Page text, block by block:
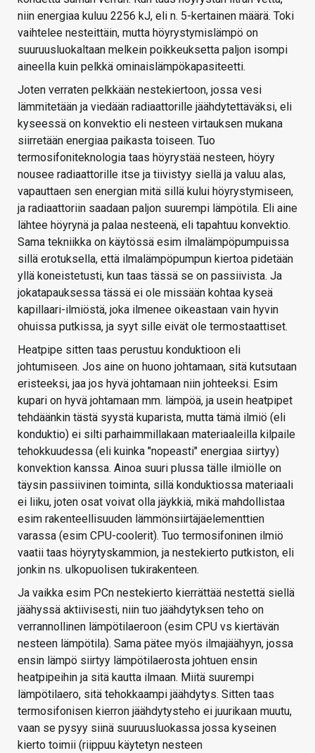
niin energiaa kuluu 2256 kJ, eli n. 5-kertainen määrä. Toki
vaihtelee nesteittäin, mutta höyrystymislämpö on
suuruusluokaltaan melkein poikkeuksetta paljon isompi
aineella kuin pelkkä ominaislämpökapasiteetti.
Joten verraten pelkkään nestekiertoon, jossa vesi
lämmitetään ja viedään radiaattorille jäähdytettäväksi, eli
kyseessä on konvektio eli nesteen virtauksen mukana
siirretään energiaa paikasta toiseen. Tuo
termosifoniteknologia taas höyrystää nesteen, höyry
nousee radiaattorille itse ja tiivistyy siellä ja valuu alas,
vapauttaen sen energian mitä sillä kului höyrystymiseen,
ja radiaattoriin saadaan paljon suurempi lämpötila. Eli aine
lähtee höyrynä ja palaa nesteenä, eli tapahtuu konvektio.
Sama tekniikka on käytössä esim ilmalämpöpumpuissa
sillä erotuksella, että ilmalämpöpumpun kiertoa pidetään
yllä koneistetusti, kun taas tässä se on passiivista. Ja
jokatapauksessa tässä ei ole missään kohtaa kyseä
kapillaari-ilmiöstä, joka ilmenee oikeastaan vain hyvin
ohuissa putkissa, ja syyt sille eivät ole termostaattiset.
Heatpipe sitten taas perustuu konduktioon eli
johtumiseen. Jos aine on huono johtamaan, sitä kutsutaan
eristeeksi, jaa jos hyvä johtamaan niin johteeksi. Esim
kupari on hyvä johtamaan mm. lämpöä, ja usein heatpipet
tehdäänkin tästä syystä kuparista, mutta tämä ilmiö (eli
konduktio) ei silti parhaimmillakaan materiaaleilla kilpaile
tehokkuudessa (eli kuinka "nopeasti" energiaa siirtyy)
konvektion kanssa. Ainoa suuri plussa tälle ilmiölle on
täysin passiivinen toiminta, sillä konduktiossa materiaali
ei liiku, joten osat voivat olla jäykkiä, mikä mahdollistaa
esim rakenteellisuuden lämmönsiirtäjäelementtien
varassa (esim CPU-coolerit). Tuo termosifoninen ilmiö
vaatii taas höyrytyskammion, ja nestekierto putkiston, eli
jonkin ns. ulkopuolisen tukirakenteen.
Ja vaikka esim PCn nestekierto kierrättää nestettä siellä
jäähyssä aktiivisesti, niin tuo jäähdytyksen teho on
verrannollinen lämpötilaeroon (esim CPU vs kiertävän
nesteen lämpötila). Sama pätee myös ilmajäähyyn, jossa
ensin lämpö siirtyy lämpötilaerosta johtuen ensin
heatpipeihin ja sitä kautta ilmaan. Miitä suurempi
lämpötilaero, sitä tehokkaampi jäähdytys. Sitten taas
termosifonisen kierron jäähdytysteho ei juurikaan muutu,
vaan se pysyy siinä suuruusluokassa jossa kyseinen
kierto toimii (riippuu käytetyn nesteen